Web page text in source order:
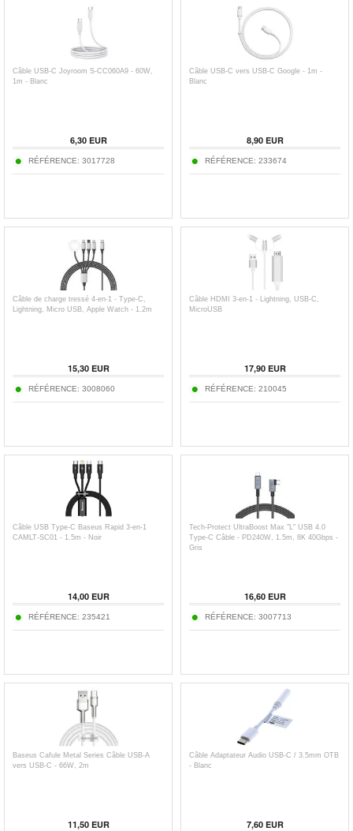
Câble USB-C Joyroom S-CC060A9 - 60W,
1m - Blanc
6,30EUR
RÉFÉRENCE: 3017728
Câble USB-C vers USB-C Google - 1m -
Blanc
8,90EUR
RÉFÉRENCE: 233674
Câble de charge tressé 4-en-1 - Type-C,
Lightning, Micro USB, Apple Watch - 1.2m
15,30EUR
RÉFÉRENCE: 3008060
Câble HDMI 3-en-1 - Lightning, USB-C,
MicroUSB
17,90EUR
RÉFÉRENCE: 210045
Câble USB Type-C Baseus Rapid 3-en-1
CAMLT-SC01 - 1.5m - Noir
14,00EUR
RÉFÉRENCE: 235421
Tech-Protect UltraBoost Max "L" USB 4.0
Type-C Câble - PD240W, 1.5m, 8K 40Gbps -
Gris
16,60EUR
RÉFÉRENCE: 3007713
Baseus Cafule Metal Series Câble USB-A
vers USB-C - 66W, 2m
11,50EUR
Câble Adaptateur Audio USB-C / 3.5mm OTB
- Blanc
7,60EUR